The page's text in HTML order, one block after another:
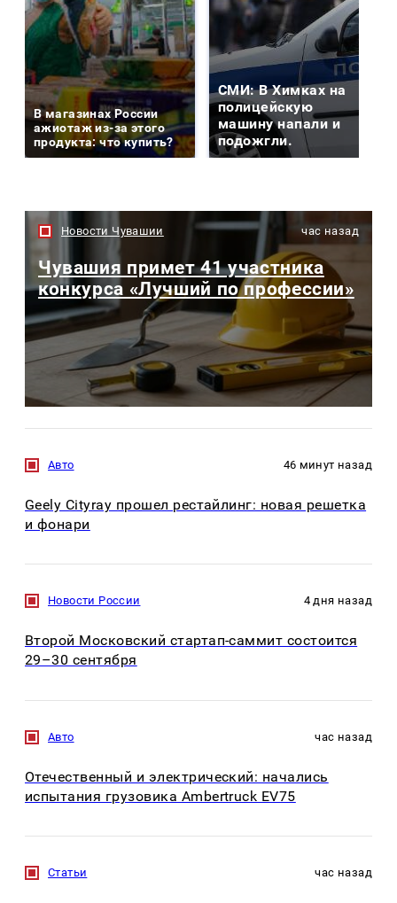
В магазинах России
ажиотаж из-за этого
продукта: что купить?
СМИ: В Химках на
полицейскую
машину напали и
подожгли.
Новости Чувашии час назад
Чувашия примет 41 участника
конкурса «Лучший по профессии»
Авто 46 минут назад
Geely Cityray прошел рестайлинг: новая решетка
и фонари
Новости России 4 дня назад
Второй Московский стартап-саммит состоится
29–30 сентября
Авто час назад
Отечественный и электрический: начались
испытания грузовика Ambertruck EV75
Статьи час назад